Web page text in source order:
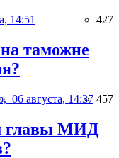
14:51 427
таможне
06 августа, 14:37 457
главы МИД